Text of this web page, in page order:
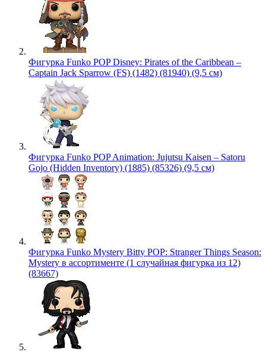
Фигурка Funko POP Disney: Pirates of the Caribbean –
Captain Jack Sparrow (FS) (1482) (81940) (9,5 см)
Фигурка Funko POP Animation: Jujutsu Kaisen – Satoru
Gojo (Hidden Inventory) (1885) (85326) (9,5 см)
Фигурка Funko Mystery Bitty POP: Stranger Things Season:
Mystery в ассортименте (1 случайная фигурка из 12)
(83667)